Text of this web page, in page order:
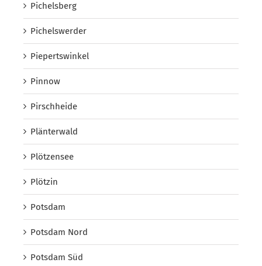
Pichelsberg
Pichelswerder
Piepertswinkel
Pinnow
Pirschheide
Plänterwald
Plötzensee
Plötzin
Potsdam
Potsdam Nord
Potsdam Süd